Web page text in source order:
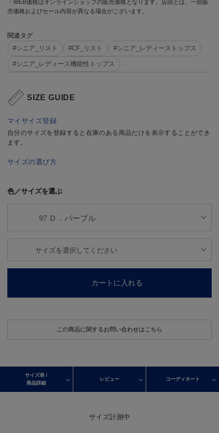
・WEB価格はオンラインショップの販売価格となります。店頭とは、一部販
売価格およびセール内容が異なる場合がございます。
関連タグ
#シニア_リスト
#CF_リスト #シニア_レディーストップス
#シニア_レディース機能性トップス
SIZE GUIDE
マイサイズ登録
自分のサイズを登録すると在庫のある商品だけを表示することができ
ます。
サイズの選び方
色／サイズを選ぶ
カートに入れる
この商品に関するお問い合わせはこちら
サイズ表 /
商品詳細
レビュー コーディネート
サイズ計測中